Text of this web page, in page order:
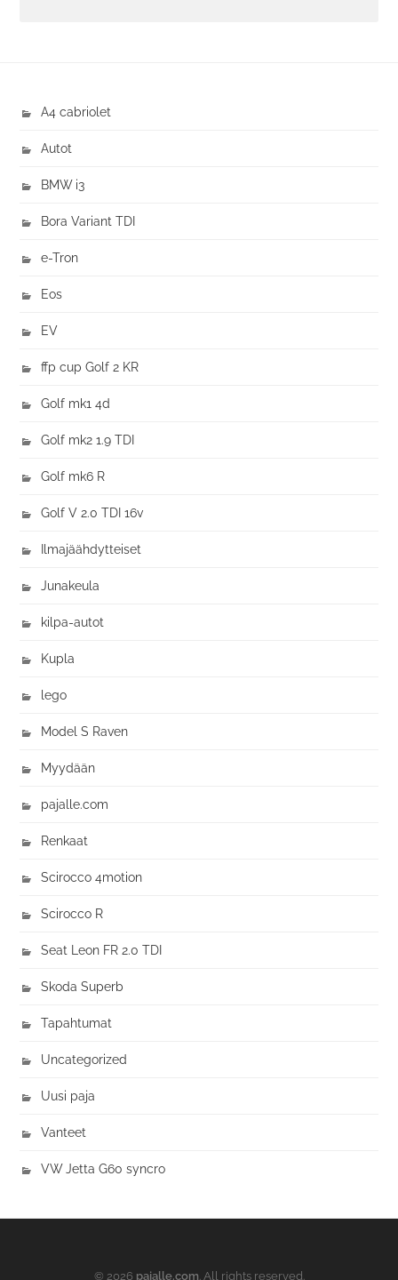
A4 cabriolet
Autot
BMW i3
Bora Variant TDI
e-Tron
Eos
EV
ffp cup Golf 2 KR
Golf mk1 4d
Golf mk2 1.9 TDI
Golf mk6 R
Golf V 2.0 TDI 16v
Ilmajäähdytteiset
Junakeula
kilpa-autot
Kupla
lego
Model S Raven
Myydään
pajalle.com
Renkaat
Scirocco 4motion
Scirocco R
Seat Leon FR 2.0 TDI
Skoda Superb
Tapahtumat
Uncategorized
Uusi paja
Vanteet
VW Jetta G60 syncro
© 2026 pajalle.com. All rights reserved.